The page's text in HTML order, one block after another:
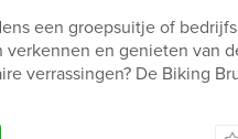
een groepsuitje of
verkennen en genieten van
verrassingen? De Biking